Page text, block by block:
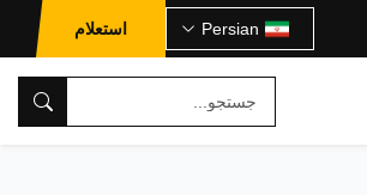
Persian استعلام